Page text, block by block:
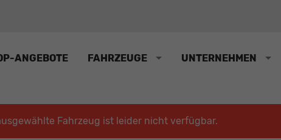
ANGEBOTE FAHRZEUGE UNTERNEHMEN
Fahrzeug ist leider nicht verfügbar.